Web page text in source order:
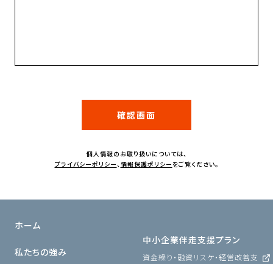
個人情報のお取り扱いについては、
プライバシーポリシー、情報保護ポリシー をご覧ください。
ホーム
私たちの強み
中小企業伴走支援プラン
資金繰り・融資リスケ・経営改善支